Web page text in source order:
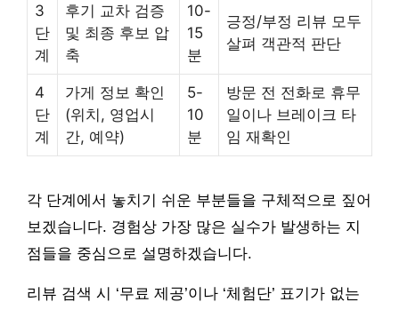
3
단
계
후기 교차 검증
및 최종 후보 압
축
10-
15
분
긍정/부정 리뷰 모두
살펴 객관적 판단
4
단
계
가게 정보 확인
(위치, 영업시
간, 예약)
5-
10
분
방문 전 전화로 휴무
일이나 브레이크 타
임 재확인
각 단계에서 놓치기 쉬운 부분들을 구체적으로 짚어
보겠습니다. 경험상 가장 많은 실수가 발생하는 지
점들을 중심으로 설명하겠습니다.
리뷰 검색 시 ‘무료 제공’이나 ‘체험단’ 표기가 없는